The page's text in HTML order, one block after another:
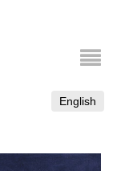
English